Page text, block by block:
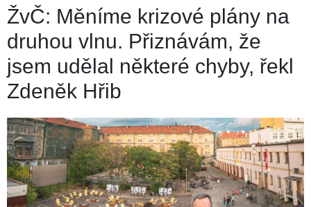
ŽvČ: Měníme krizové plány na
druhou vlnu. Přiznávám, že
jsem udělal některé chyby, řekl
Zdeněk Hřib